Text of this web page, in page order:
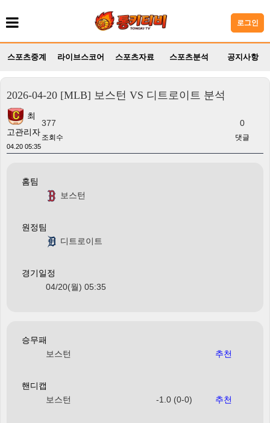
로그인
스포츠중계 라이브스코어 스포츠자료 스포츠분석 공지사항
2026-04-20 [MLB] 보스턴 VS 디트로이트 분석
최
고관리자
04.20 05:35
377
조회수
0
댓글
홈팀
보스턴
원정팀
디트로이트
경기일정
04/20(월) 05:35
승무패
보스턴
추천
핸디캡
보스턴
-1.0 (0-0) 추천